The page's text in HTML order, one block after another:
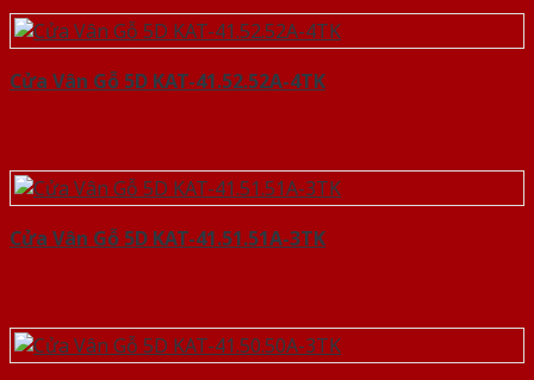
Cửa Vân Gỗ 5D KAT-41.52.52A-4TK
Cửa Vân Gỗ 5D KAT-41.51.51A-3TK